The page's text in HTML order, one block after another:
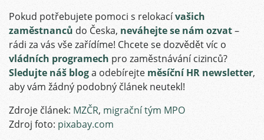
Pokud potřebujete pomoci s relokacívašich
zaměstnanců do Česka, neváhejte se nám ozvat–
rádi za vás vše zařídíme! Chcete se dozvědět víc o
vládních programech pro zaměstnávání cizinců?
Sledujte náš bloga odebírejte měsíční HR newsletter,
aby vám žádný podobný článek neutekl!
Zdroje článek: MZČR, migrační tým MPO
Zdroj foto: pixabay.com